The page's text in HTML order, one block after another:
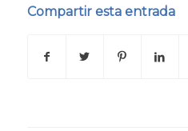
Compartir esta entrada